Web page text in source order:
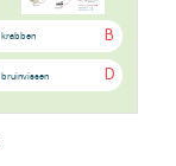
B
krabben
D
bruinvissen